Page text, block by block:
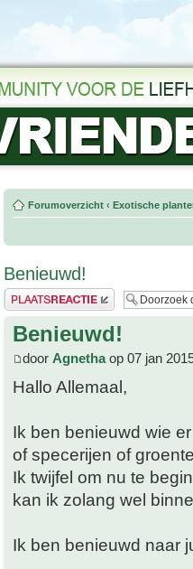
Forumoverzicht ‹ Exotische
Benieuwd!
Plaats een reactie
Benieuwd!
door Agnethaop 07 jan
Hallo Allemaal,
Ik ben benieuwd wie
of specerijen of
Ik twijfel om nu te
kan ik zolang wel
Ik ben benieuwd naar